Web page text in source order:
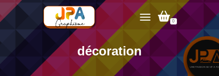
TOGGLE NAVIGATION
0
décoration